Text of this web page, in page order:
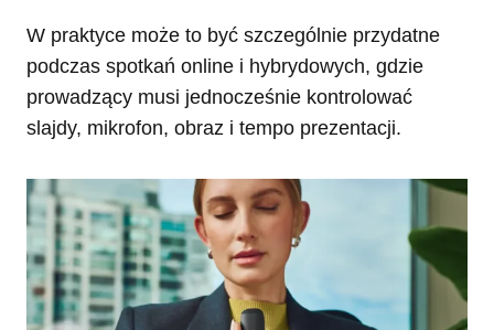
W praktyce może to być szczególnie przydatne
podczas spotkań online i hybrydowych, gdzie
prowadzący musi jednocześnie kontrolować
slajdy, mikrofon, obraz i tempo prezentacji.